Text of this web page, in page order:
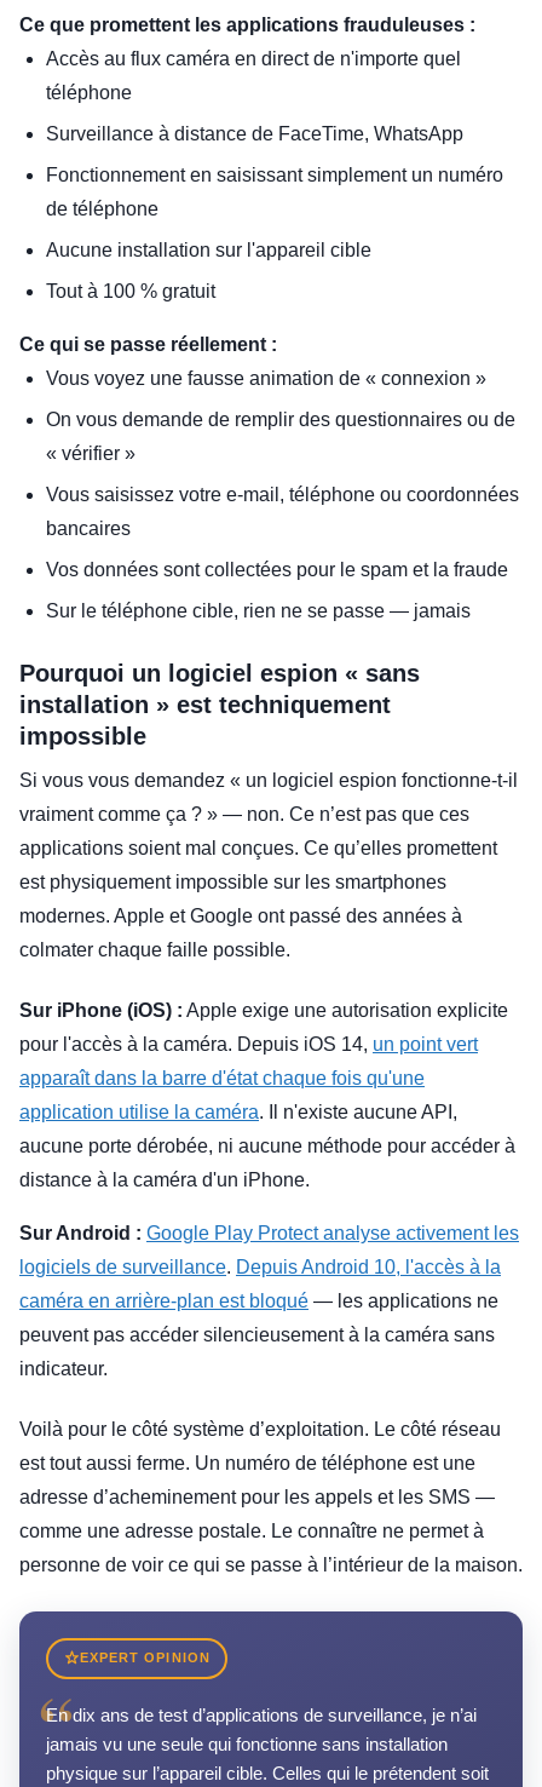
Ce que promettent les applications frauduleuses :
Accès au flux caméra en direct de n'importe quel
téléphone
Surveillance à distance de FaceTime, WhatsApp
Fonctionnement en saisissant simplement un numéro
de téléphone
Aucune installation sur l'appareil cible
Tout à 100 % gratuit
Ce qui se passe réellement :
Vous voyez une fausse animation de « connexion »
On vous demande de remplir des questionnaires ou de
« vérifier »
Vous saisissez votre e-mail, téléphone ou coordonnées
bancaires
Vos données sont collectées pour le spam et la fraude
Sur le téléphone cible, rien ne se passe — jamais
Pourquoi un logiciel espion « sans
installation » est techniquement
impossible
Si vous vous demandez « un logiciel espion fonctionne-t-il
vraiment comme ça ? » — non. Ce n’est pas que ces
applications soient mal conçues. Ce qu’elles promettent
est physiquement impossible sur les smartphones
modernes. Apple et Google ont passé des années à
colmater chaque faille possible.
Sur iPhone (iOS) : Apple exige une autorisation explicite
pour l'accès à la caméra. Depuis iOS 14, un point vert
apparaît dans la barre d'état chaque fois qu'une
application utilise la caméra. Il n'existe aucune API,
aucune porte dérobée, ni aucune méthode pour accéder à
distance à la caméra d'un iPhone.
Sur Android : Google Play Protect analyse activement les
logiciels de surveillance. Depuis Android 10, l'accès à la
caméra en arrière-plan est bloqué — les applications ne
peuvent pas accéder silencieusement à la caméra sans
indicateur.
Voilà pour le côté système d’exploitation. Le côté réseau
est tout aussi ferme. Un numéro de téléphone est une
adresse d’acheminement pour les appels et les SMS —
comme une adresse postale. Le connaître ne permet à
personne de voir ce qui se passe à l’intérieur de la maison.
EXPERT OPINION
“
En dix ans de test d’applications de surveillance, je n’ai
jamais vu une seule qui fonctionne sans installation
physique sur l’appareil cible. Celles qui le prétendent soit